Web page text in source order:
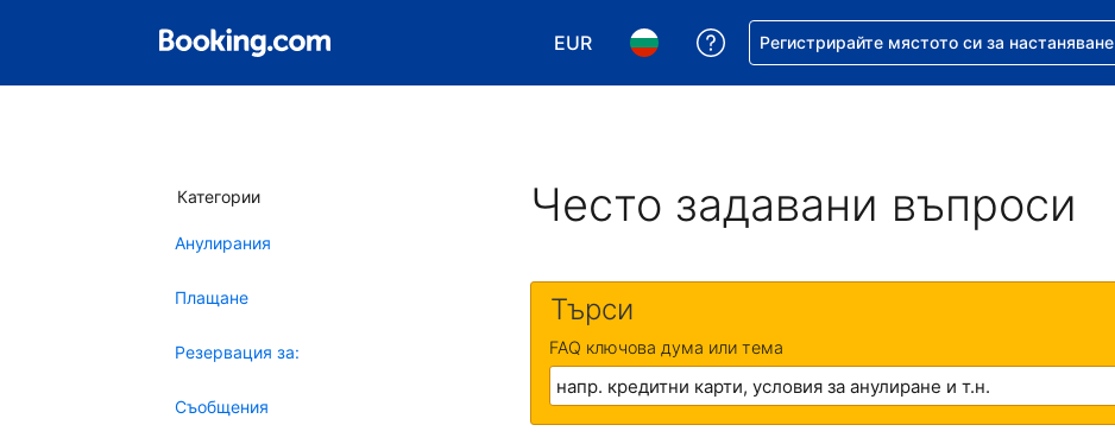
EUR
Избор на валута. Избрана валута - Евро
Избор на език. Избран език - Български
Помощ с резервацията ви
Регистрирайте мястото си за настаняване
Категории
Анулирания
Плащане
Резервация за:
Съобщения
Често задавани въпроси
Търси
FAQ ключова дума или тема